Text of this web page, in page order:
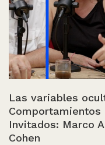
Las variables
Comportamientos
Invitados: Marco
Cohen